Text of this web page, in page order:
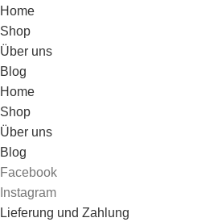
Home
Shop
Über uns
Blog
Home
Shop
Über uns
Blog
Facebook
Instagram
Lieferung und Zahlung